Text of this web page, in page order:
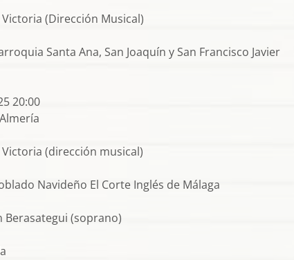
(Dirección Musical)
Santa Ana, San Joaquín y San Francisco Javier
20:00
(dirección musical)
Navideño El Corte Inglés de Málaga
(soprano)